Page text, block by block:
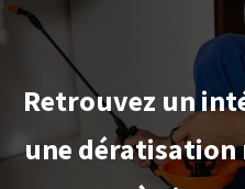
Retrouvez un
une dératisation